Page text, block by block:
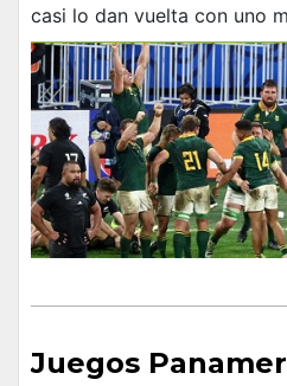
casi lo dan vuelta con uno
Juegos